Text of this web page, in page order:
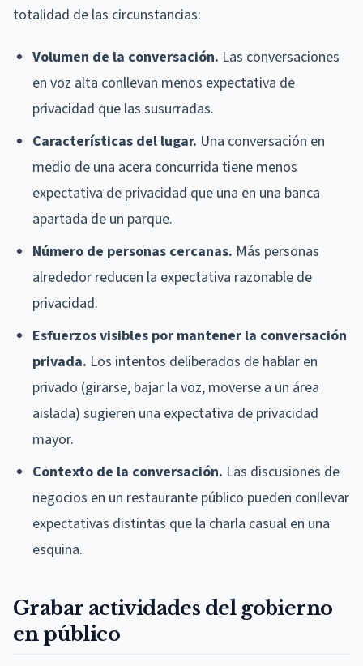
totalidad de las circunstancias:
Volumen de la conversación. Las conversaciones
en voz alta conllevan menos expectativa de
privacidad que las susurradas.
Características del lugar. Una conversación en
medio de una acera concurrida tiene menos
expectativa de privacidad que una en una banca
apartada de un parque.
Número de personas cercanas. Más personas
alrededor reducen la expectativa razonable de
privacidad.
Esfuerzos visibles por mantener la conversación
privada. Los intentos deliberados de hablar en
privado (girarse, bajar la voz, moverse a un área
aislada) sugieren una expectativa de privacidad
mayor.
Contexto de la conversación. Las discusiones de
negocios en un restaurante público pueden conllevar
expectativas distintas que la charla casual en una
esquina.
Grabar actividades del gobierno
en público